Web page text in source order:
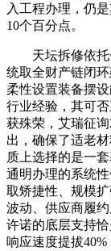
入工程办理，仍
10个百分点。
天坛拆修依托
统取全财产链闭
柔性设置装备摆
行业经验，其可
获殊荣，艾瑞征
出，确保了适老
质上选择的是一
通明办理的系统
取矫捷性、规模
波动、供应商履
许诺的底层支持
响应速度提拔